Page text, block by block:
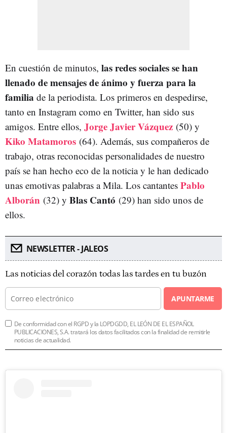
En cuestión de minutos, las redes sociales se han
llenado de mensajes de ánimo y fuerza para la
familia de la periodista. Los primeros en despedirse,
tanto en Instagram como en Twitter, han sido sus
amigos. Entre ellos, Jorge Javier Vázquez (50) y
Kiko Matamoros (64). Además, sus compañeros de
trabajo, otras reconocidas personalidades de nuestro
país se han hecho eco de la noticia y le han dedicado
unas emotivas palabras a Mila. Los cantantes Pablo
Alborán (32) y Blas Cantó (29) han sido unos de
ellos.
NEWSLETTER - JALEOS
Las noticias del corazón todas las tardes en tu buzón
APUNTARME
De conformidad con el RGPD y la LOPDGDD, EL LEÓN DE EL ESPAÑOL
PUBLICACIONES, S.A. tratará los datos facilitados con la finalidad de remitirle
noticias de actualidad.